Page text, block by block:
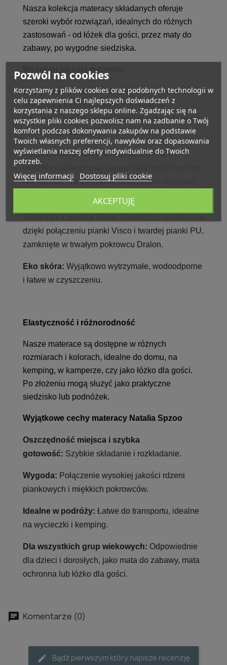
Nasza kolekcja materacy składanych oferuje
szeroki wybór rozwiązań, idealnych do różnych
zastosowań - od łóżek dla gości, przez maty do
zabawy, po wygodne siedziska.
Wysokiej jakości materiały
Bawełna i tkaniny mieszane:100% bawełna lub
mieszanka bawełny i poliestru, łatwe do
czyszczenia dzięki zdejmowanym pokrowcom na
zamek błyskawiczny.
Poliester/wiskoza i mikrofibra:Materace z
i są idealne dla alergików, oraz osób o wrażliwej
dzięki połączeniu pianki Visco i twardej pianki PU,
zamknięte w trwałym pokrowcu Dralon.
Eko skóra: Wyjątkowo wytrzymałe, wodoodporne
i łatwe w czyszczeniu.
Elastyczność i różnorodność
Nasze materace są dostępne w różnych
rozmiarach i kolorach, idealne do domu, na
kemping, w kamperze, czy jako łóżko dla gości.
Po złożeniu mogą służyć jako praktyczne
siedzisko lub podnóżek.
Wyjątkowe cechy materacy Natalia Spzoo
Oszczędność miejsca i szybka
gotowość: Szybkie składanie i rozkładanie.
Wygoda: Połączenie wysokiej jakości rdzeni
piankowych i miękkich pokrowców.
Idealne w podróży: Łatwe do transportu, idealne
na wycieczki i kemping.
Dla wszystkich grup wiekowych: Odpowiednie
dla dzieci i dorosłych, jako mata do zabawy, mata
ochronna lub łóżko dla gości.
Komentarze (0)
Bądź pierwszym który napisze recenzję
Pozwól na cookies
Korzystamy z plików cookies oraz podobnych technologii w
celu zapewnienia Ci najlepszych doświadczeń z
korzystania z naszego sklepu online. Zgadzając się na
wszystkie pliki cookies pozwolisz nam na zadbanie o Twój
komfort podczas dokonywania zakupów na podstawie
Twoich własnych preferencji, nawyków oraz dopasowania
wyświetlania naszej oferty indywidualnie do Twoich
potrzeb.
Więcej informacji Dostosuj pliki cookie
AKCEPTUJĘ